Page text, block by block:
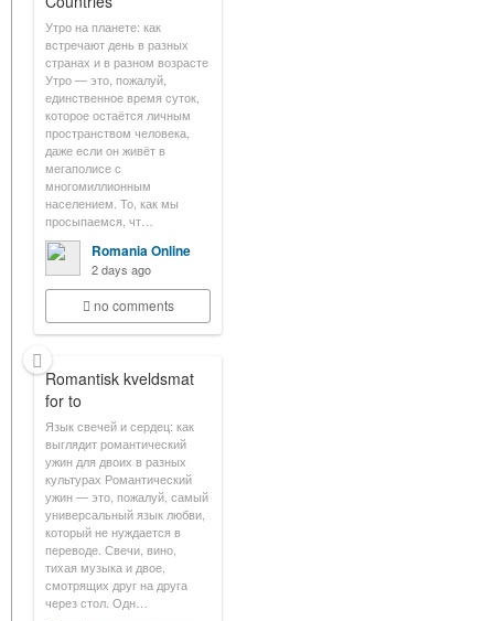
Утро на планете: как
встречают день в разных
странах и в разном возрасте
Утро — это, пожалуй,
единственное время суток,
которое остаётся личным
пространством человека,
даже если он живёт в
мегаполисе с
многомиллионным
населением. То, как мы
просыпаемся, чт…
Romania Online
2 days ago
no comments
Romantisk kveldsmat
for to
Язык свечей и сердец: как
выглядит романтический
ужин для двоих в разных
культурах Романтический
ужин — это, пожалуй, самый
универсальный язык любви,
который не нуждается в
переводе. Свечи, вино,
тихая музыка и двое,
смотрящих друг на друга
через стол. Одн…